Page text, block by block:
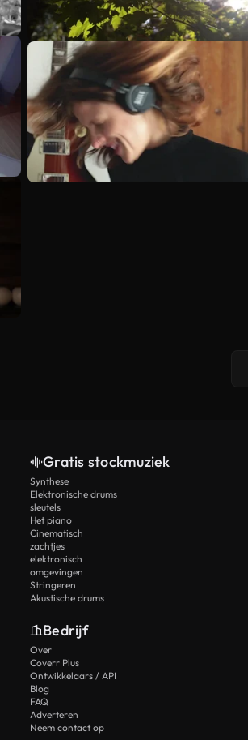
Gratis stockmuziek
Synthese
Elektronische drums
sleutels
Het piano
Cinematisch
zachtjes
elektronisch
omgevingen
Stringeren
Akustische drums
Bedrijf
Over
Coverr Plus
Ontwikkelaars / API
Blog
FAQ
Adverteren
Neem contact op